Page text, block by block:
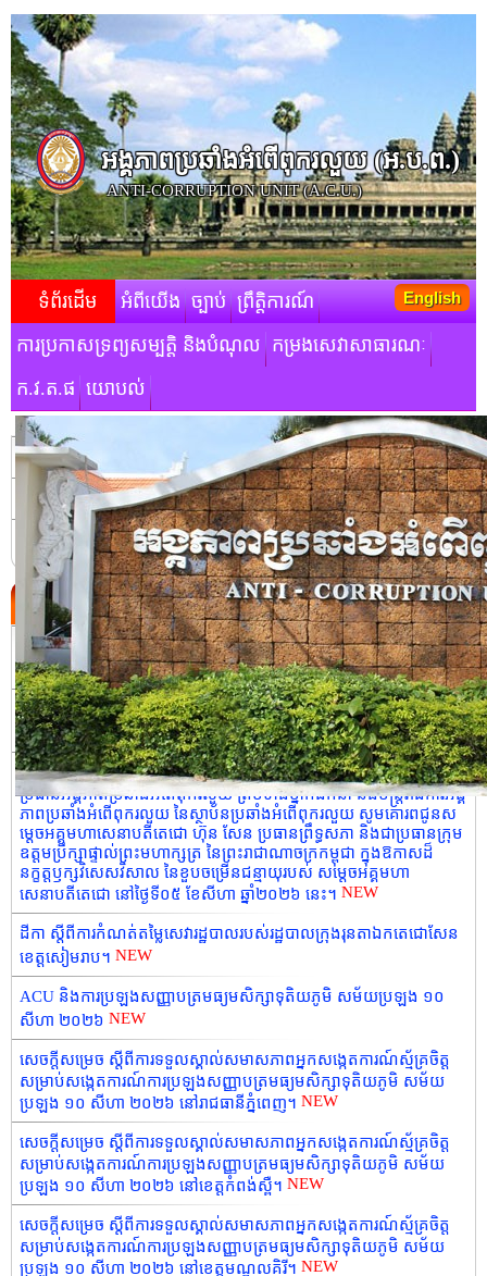
អង្គភាពប្រឆាំងអំពើពុករលួយ​ (អ.ប.ព.)
ANTI-CORRUPTION UNIT (A.C.U.)
ទំព័រដើម អំពីយើង ច្បាប់ ព្រឹត្តិការណ៍
ការប្រកាសទ្រព្យសម្បត្តិ និងបំណុល កម្រងសេវាសាធារណៈ
ក.វ.ត.ផ យោបល់
English
មតិស្វាគមន៍របស់ថ្នាក់ដឹកនាំ
ប្រវត្តិនៃអង្គភាពប្រឆាំងអំពើពុករលួយ
ទំនាក់ទំនង
ព្រឹត្តិការណ៍ថ្មី
ដីកា ស្តីពីការកំណត់តម្លៃសេវារដ្ឋបាលរបស់រដ្ឋបាលស្រុកដំណាក់ចង្អើរ។
NEW
សេចក្តីប្រកាសព័ត៌មាន លទ្ធផលនៃកិច្ចប្រជុំលេខាធិការដ្ឋាននៃ ស្ថាប័នប្រឆាំង
អំពើពុករលួយអាស៊ាន (ASEAN-PAC) លើកទី២២។NEW
សារលិខិតជូនពរ របស់កិត្តិនីតិកោសលបណ្ឌិត ឱម យ៉ិនទៀង ទេសរដ្ឋមន្រ្តី
ប្រធានអង្គភាពប្រឆាំងអំពើពុករលួយ ព្រមទាំងថ្នាក់ដឹកនាំ និងមន្រ្ដីរាជការអង្គ
ភាពប្រឆាំងអំពើពុករលួយ នៃស្ថាប័នប្រឆាំងអំពើពុករលួយ សូមគោរពជូនស
ម្តេចអគ្គមហាសេនាបតីតេជោ ហ៊ុន សែន ប្រធានព្រឹទ្ធសភា និងជាប្រធានក្រុម
ឧត្តមប្រឹក្សាផ្ទាល់ព្រះមហាក្សត្រ នៃព្រះរាជាណាចក្រកម្ពុជា ក្នុងឱកាសដ៏
នក្ខត្តឫក្សវិសេសវិសាល នៃខួបចម្រើនជន្មាយុរបស់ សម្តេចអគ្គមហា
សេនាបតីតេជោ នៅថ្ងៃទី០៥ ខែសីហា ឆ្នាំ២០២៦ នេះ។ NEW
ដីកា ស្តីពីការកំណត់តម្លៃសេវារដ្ឋបាលរបស់រដ្ឋបាលក្រុងរុនតាឯកតេជោសែន
ខេត្តសៀមរាប។ NEW
ACU និងការប្រឡងសញ្ញាបត្រមធ្យមសិក្សាទុតិយភូមិ សម័យប្រឡង ១០
សីហា ២០២៦ NEW
សេចក្តីសម្រេច ស្តីពីការទទួលស្គាល់សមាសភាពអ្នកសង្កេតការណ៍ស្ម័គ្រចិត្ត
សម្រាប់សង្កេតការណ៍ការប្រឡងសញ្ញាបត្រមធ្យមសិក្សាទុតិយភូមិ សម័យ
ប្រឡង ១០ សីហា ២០២៦ នៅរាជធានីភ្នំពេញ។ NEW
សេចក្តីសម្រេច ស្តីពីការទទួលស្គាល់សមាសភាពអ្នកសង្កេតការណ៍ស្ម័គ្រចិត្ត
សម្រាប់សង្កេតការណ៍ការប្រឡងសញ្ញាបត្រមធ្យមសិក្សាទុតិយភូមិ សម័យ
ប្រឡង ១០ សីហា ២០២៦ នៅខេត្តកំពង់ស្ពឺ។ NEW
សេចក្តីសម្រេច ស្តីពីការទទួលស្គាល់សមាសភាពអ្នកសង្កេតការណ៍ស្ម័គ្រចិត្ត
សម្រាប់សង្កេតការណ៍ការប្រឡងសញ្ញាបត្រមធ្យមសិក្សាទុតិយភូមិ សម័យ
ប្រឡង ១០ សីហា ២០២៦ នៅខេត្តមណ្ឌលគិរី។ NEW